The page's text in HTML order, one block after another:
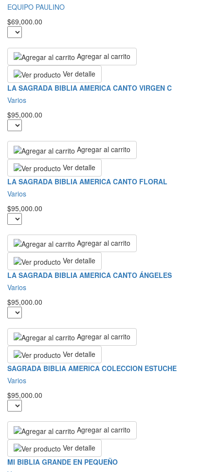
EQUIPO PAULINO
$69,000.00
Agregar al carrito
Ver detalle
LA SAGRADA BIBLIA AMERICA CANTO VIRGEN C
Varios
$95,000.00
Agregar al carrito
Ver detalle
LA SAGRADA BIBLIA AMERICA CANTO FLORAL
Varios
$95,000.00
Agregar al carrito
Ver detalle
LA SAGRADA BIBLIA AMERICA CANTO ÁNGELES
Varios
$95,000.00
Agregar al carrito
Ver detalle
SAGRADA BIBLIA AMERICA COLECCION ESTUCHE
Varios
$95,000.00
Agregar al carrito
Ver detalle
MI BIBLIA GRANDE EN PEQUEÑO